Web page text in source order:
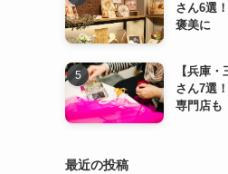
さん6選
褒美に
【兵庫
さん7選
専門店も
最近の投稿